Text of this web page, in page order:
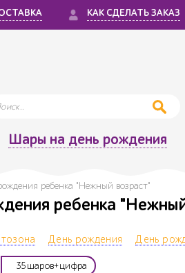
КАК СДЕЛАТЬ ЗАКАЗ
Шары на день рождения
ребенка "Нежный возраст"
ребенка
День рождения День
35шаров+цифра